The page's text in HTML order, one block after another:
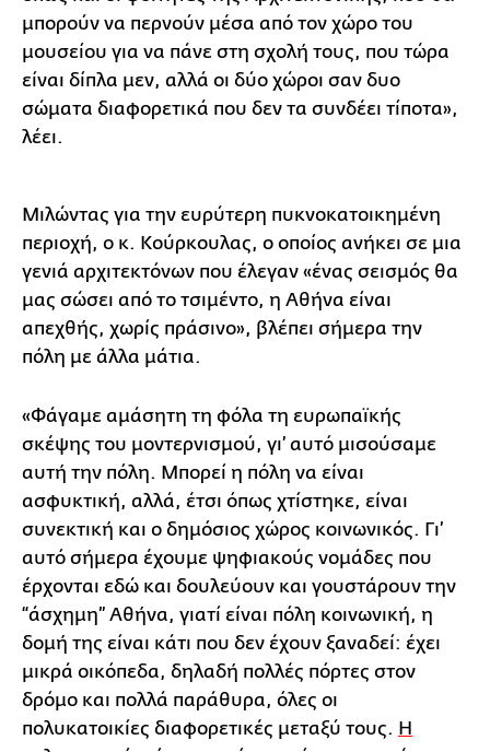
μπορούν να περνούν μέσα από τον χώρο του
μουσείου για να πάνε στη σχολή τους, που τώρα
είναι δίπλα μεν, αλλά οι δύο χώροι σαν δυο
σώματα διαφορετικά που δεν τα συνδέει τίποτα»,
λέει.
Μιλώντας για την ευρύτερη πυκνοκατοικημένη
περιοχή, ο κ. Κούρκουλας, ο οποίος ανήκει σε μια
γενιά αρχιτεκτόνων που έλεγαν «ένας σεισμός θα
μας σώσει από το τσιμέντο, η Αθήνα είναι
απεχθής, χωρίς πράσινο», βλέπει σήμερα την
πόλη με άλλα μάτια.
«Φάγαμε αμάσητη τη φόλα τη ευρωπαϊκής
σκέψης του μοντερνισμού, γι’ αυτό μισούσαμε
αυτή την πόλη. Μπορεί η πόλη να είναι
ασφυκτική, αλλά, έτσι όπως χτίστηκε, είναι
συνεκτική και ο δημόσιος χώρος κοινωνικός. Γι’
αυτό σήμερα έχουμε ψηφιακούς νομάδες που
έρχονται εδώ και δουλεύουν και γουστάρουν την
“άσχημη” Αθήνα, γιατί είναι πόλη κοινωνική, η
δομή της είναι κάτι που δεν έχουν ξαναδεί: έχει
μικρά οικόπεδα, δηλαδή πολλές πόρτες στον
δρόμο και πολλά παράθυρα, όλες οι
πολυκατοικίες διαφορετικές μεταξύ τους. Η